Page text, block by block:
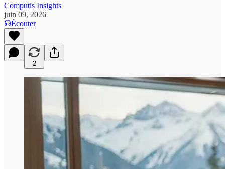
Computis Insights
juin 09, 2026
Écouter
2